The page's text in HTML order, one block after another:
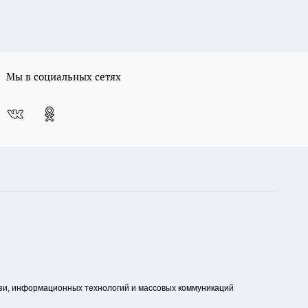
Мы в социальных сетях
информационных технологий и массовых коммуникаций